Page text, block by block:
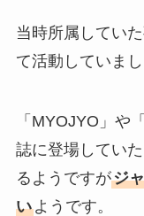
当時所属してい
て活動していまし
「MYOJYO」や
誌に登場してい
るようですがジ
いようです。